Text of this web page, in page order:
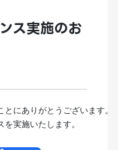
ス実施のお
にありがとうございます。
実施いたします。